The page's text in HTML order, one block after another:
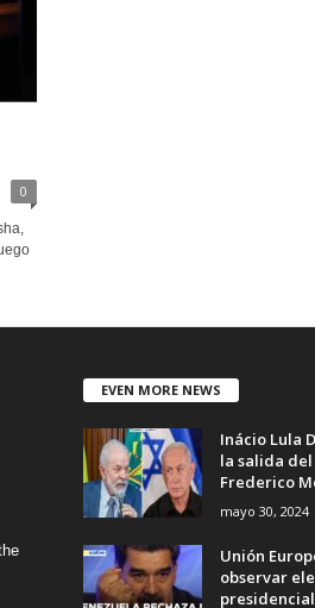
0
EVEN MORE NEWS
Inácio Lula
la salida
Frederico
mayo 30, 2024
Unión
observar